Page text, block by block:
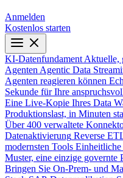
Anmelden
Kostenlos starten
KI-Datenfundament Aktuelle,
Agenten Agentic Data
Agenten reagieren können
Sekunde für Ihre
Eine Live-Kopie Ihres Data
Produktionslast, in Minuten
Über 400 verwaltete
Datenaktivierung Reverse
modernsten Tools
Muster, eine einzige governte
Bringen Sie On-Prem- und